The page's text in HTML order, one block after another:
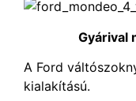
Gyárival
A Ford
kialakítású.